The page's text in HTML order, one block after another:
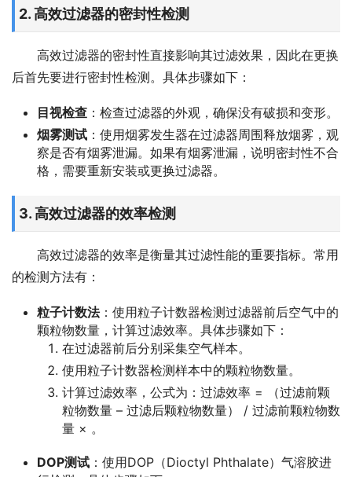
2. 高效过滤器的密封性检测
高效过滤器的密封性直接影响其过滤效果，因此在更换
后首先要进行密封性检测。具体步骤如下：
目视检查 ：检查过滤器的外观，确保没有破损和变形。
烟雾测试 ：使用烟雾发生器在过滤器周围释放烟雾，观
察是否有烟雾泄漏。如果有烟雾泄漏，说明密封性不合
格，需要重新安装或更换过滤器。
3. 高效过滤器的效率检测
高效过滤器的效率是衡量其过滤性能的重要指标。常用
的检测方法有：
粒子计数法：使用粒子计数器检测过滤器前后空气中的
颗粒物数量，计算过滤效率。具体步骤如下：
在过滤器前后分别采集空气样本。
使用粒子计数器检测样本中的颗粒物数量。
计算过滤效率，公式为：过滤效率 = （过滤前颗
粒物数量 – 过滤后颗粒物数量） / 过滤前颗粒物数
量 × 。
DOP测试 ：使用DOP（Dioctyl Phthalate）气溶胶进